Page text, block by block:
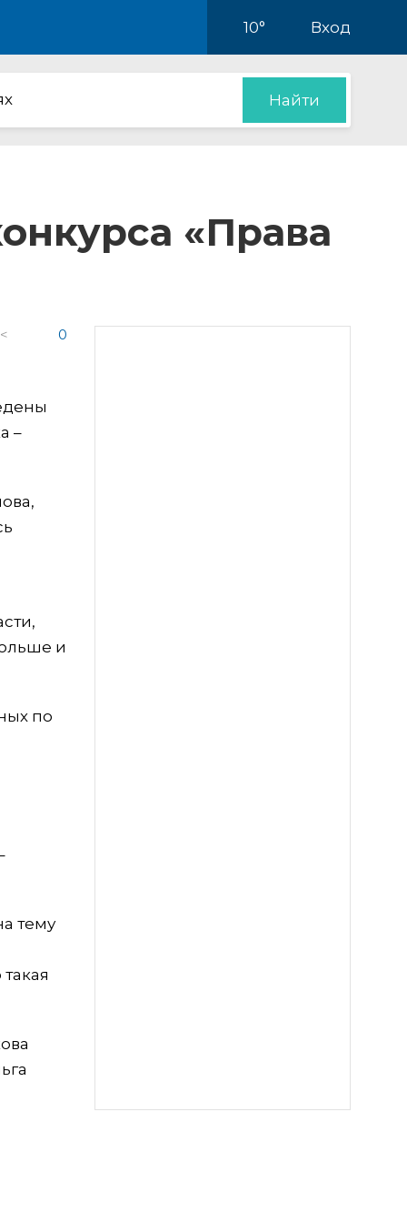
10° Вход
Найти
«Права
0
–
и
по
тему